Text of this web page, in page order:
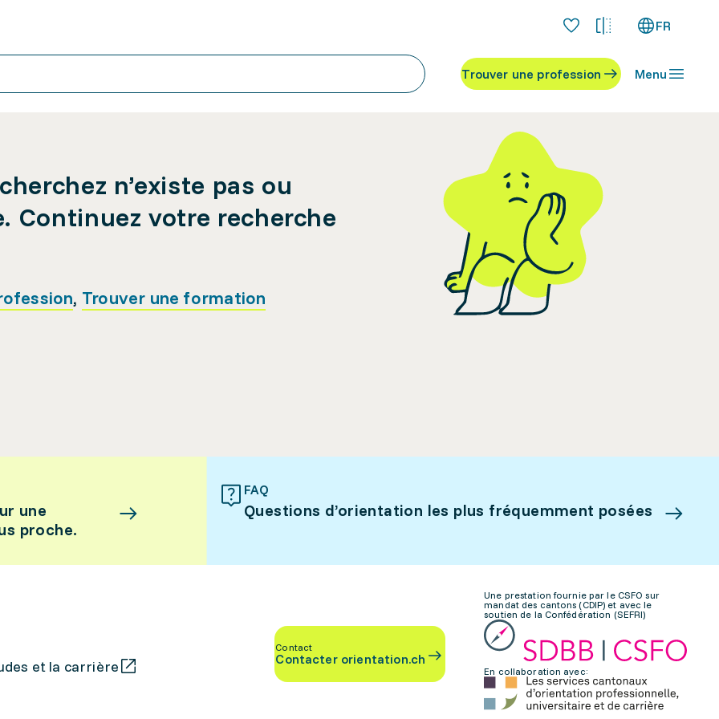
FR
Trouver une profession Menu
n’existe pas ou
Continuez votre recherche
, Trouver une formation
une
proche.
FAQ
Questions d’orientation les plus fréquemment posées
et la carrière
Contact
Contacter orientation.ch
Une prestation fournie par le CSFO sur
mandat des cantons (CDIP) et avec le
soutien de la Confédération (SEFRI)
En collaboration avec: